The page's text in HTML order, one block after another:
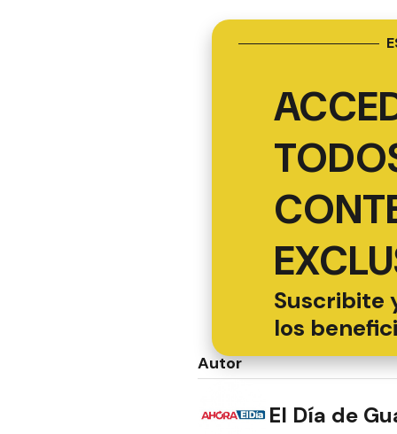
Suscribite
los
Autor
El Día de